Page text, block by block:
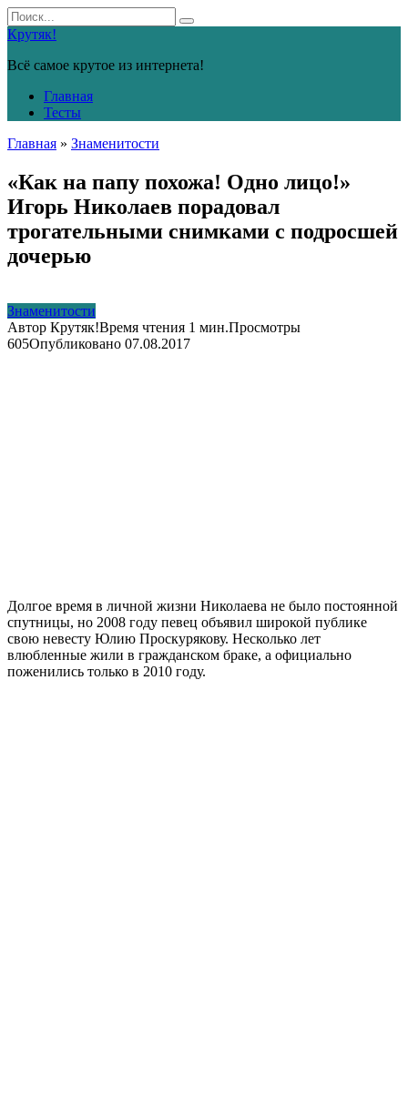
Перейти
к
контенту
Search
for:
Крутяк!
Всё самое крутое из интернета!
Главная
Тесты
Главная » Знаменитости
«Как на папу похожа! Одно лицо!»
Игорь Николаев порадовал
трогательными снимками с подросшей
дочерью
Знаменитости
Автор Крутяк!Время чтения 1 мин.Просмотры
605Опубликовано 07.08.2017
Долгое время в личной жизни Николаева не было постоянной
спутницы, но 2008 году певец объявил широкой публике
свою невесту Юлию Проскурякову. Несколько лет
влюбленные жили в гражданском браке, а официально
поженились только в 2010 году.